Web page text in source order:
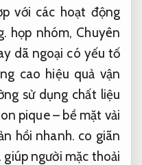
với các hoạt động
họp nhóm, Chuyên
dã ngoại có yếu tố
cao hiệu quả vận
sử dụng chất liệu
pique – bề mặt vải
hồi nhanh. co giãn
giúp người mặc thoải